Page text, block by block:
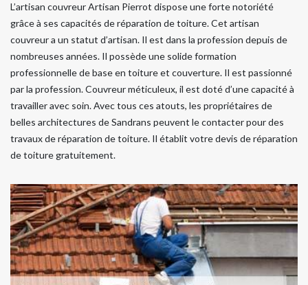
L’artisan couvreur Artisan Pierrot dispose une forte notoriété
grâce à ses capacités de réparation de toiture. Cet artisan
couvreur a un statut d’artisan. Il est dans la profession depuis de
nombreuses années. Il possède une solide formation
professionnelle de base en toiture et couverture. Il est passionné
par la profession. Couvreur méticuleux, il est doté d’une capacité à
travailler avec soin. Avec tous ces atouts, les propriétaires de
belles architectures de Sandrans peuvent le contacter pour des
travaux de réparation de toiture. Il établit votre devis de réparation
de toiture gratuitement.